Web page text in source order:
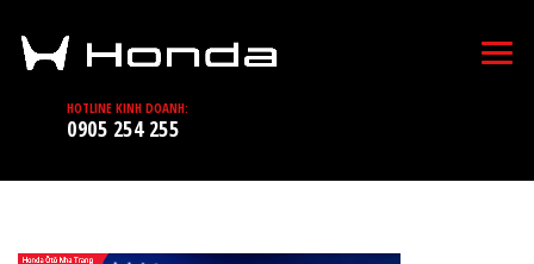
HOTLINE KINH DOANH:
0905 254 255